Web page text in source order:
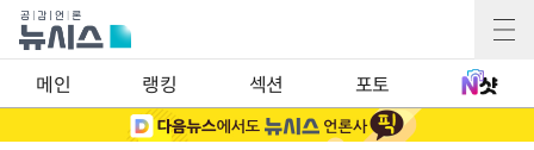
메인 랭킹 섹션 포토